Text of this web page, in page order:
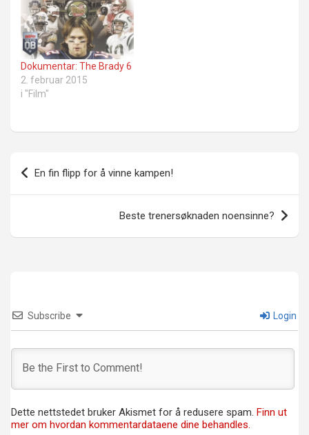
Dokumentar: The Brady 6
2. februar 2015
i "Film"
Innleggsnavigasjon
En fin flipp for å vinne kampen!
Beste trenersøknaden noensinne?
Subscribe Login
Dette nettstedet bruker Akismet for å redusere spam. Finn ut
mer om hvordan kommentardataene dine behandles.